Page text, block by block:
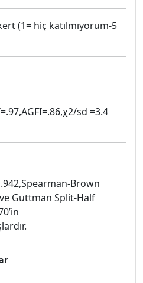
(1= hiç katılmıyorum-5
sd =3.4
Brown
Guttman Split-Half